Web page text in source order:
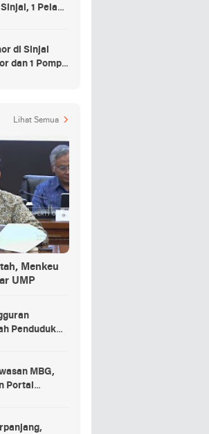
1 Pelaku
di Sinjai
dan 1 Pompa
Lihat Semua
Menkeu
UMP
Penduduk
MBG,
Portal